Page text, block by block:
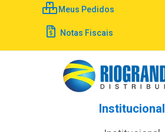
Meus Pedidos
Notas Fiscais
Institucional